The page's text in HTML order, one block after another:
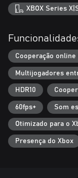
XBOX Series
Cooperação online
Multijogadores
HDR10
60fps+ Som
Otimizado para o
Presença do Xbox